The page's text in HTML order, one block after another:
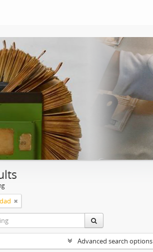
Advanced search options